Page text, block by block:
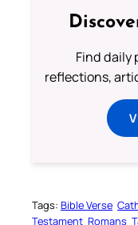
Find daily
reflections,
Tags: Bible Verse
Testament Romans